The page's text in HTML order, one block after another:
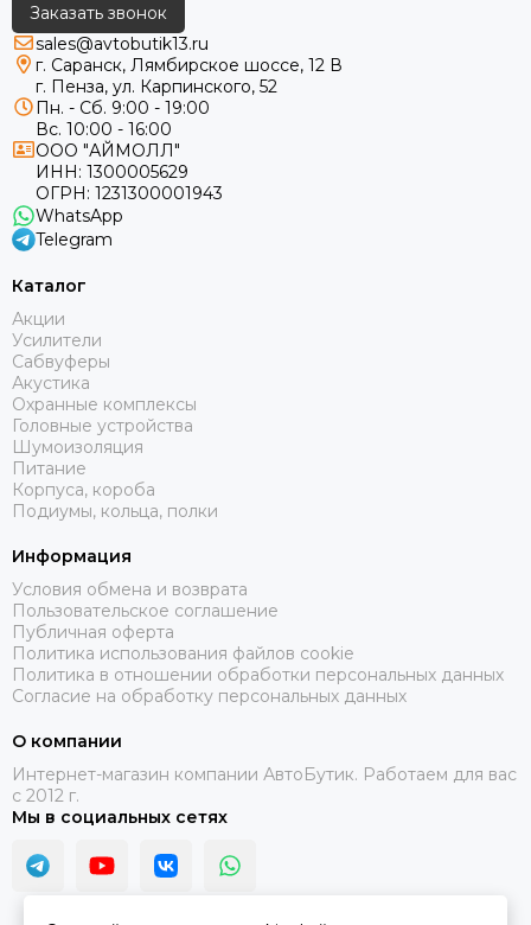
Заказать звонок
sales@avtobutik13.ru
г. Саранск, Лямбирское шоссе, 12 В
г. Пенза, ул. Карпинского, 52
Пн. - Сб. 9:00 - 19:00
Вс. 10:00 - 16:00
ООО "АЙМОЛЛ"
ИНН: 1300005629
ОГРН: 1231300001943
WhatsApp
Telegram
Каталог
Акции
Усилители
Сабвуферы
Акустика
Охранные комплексы
Головные устройства
Шумоизоляция
Питание
Корпуса, короба
Подиумы, кольца, полки
Информация
Условия обмена и возврата
Пользовательское соглашение
Публичная оферта
Политика использования файлов cookie
Политика в отношении обработки персональных данных
Согласие на обработку персональных данных
О компании
Интернет-магазин компании АвтоБутик. Работаем для вас
с 2012 г.
Мы в социальных сетях